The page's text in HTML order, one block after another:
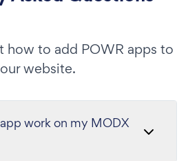
how to add POWR apps to
website.
work on my MODX